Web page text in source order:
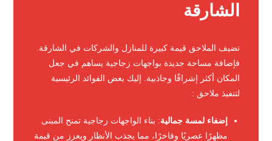
الشارقة
تضيف الملاحق قيمة كبيرة للمنازل والشركات في الشارقة.
فإضافة مساحة جديدة بواجهات زجاجية يساهم في جعل
المكان أكثر إشراقًا وجاذبية. إليك بعض الفوائد الرئيسية
لتنفيذ ملاحق :
إضفاء لمسة جمالية: بناء الواجهات زجاجية تمنح المبنى
مظهرًا عصريًا وفاخرًا، مما يجذب الأنظار ويعزز من قيمة